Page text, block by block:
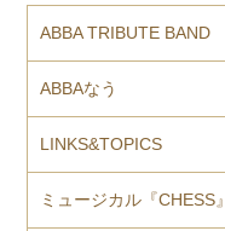
ABBA TRIBUTE BAND
ABBAなう
LINKS&TOPICS
ミュージカル『CHESS』